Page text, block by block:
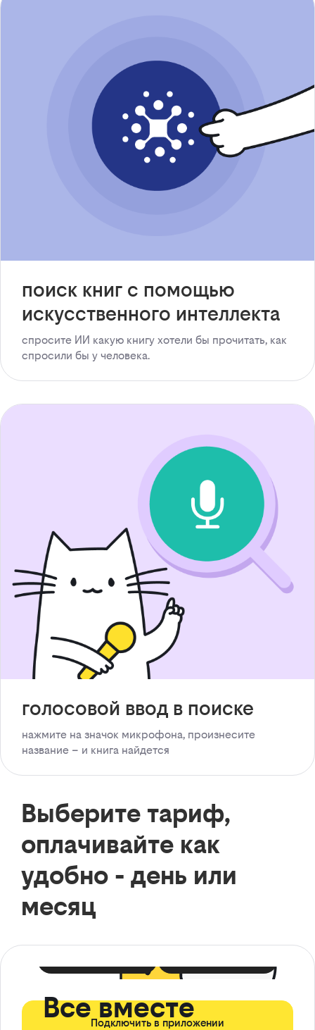
поиск книг с помощью
искусственного интеллекта
спросите ИИ какую книгу хотели бы прочитать, как
спросили бы у человека.
голосовой ввод в поиске
нажмите на значок микрофона, произнесите
название – и книга найдется
Выберите тариф,
оплачивайте как
удобно - день или
месяц
Все вместе
Подключить в приложении